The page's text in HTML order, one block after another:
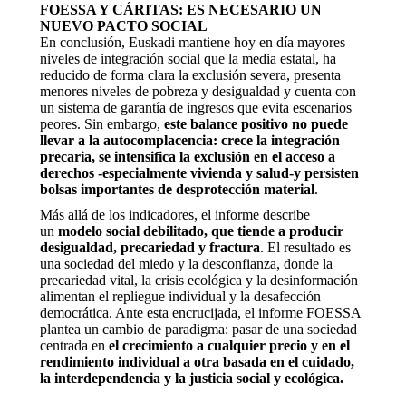
FOESSA Y CÁRITAS: ES NECESARIO UN
NUEVO PACTO SOCIAL
En conclusión, Euskadi mantiene hoy en día mayores
niveles de integración social que la media estatal, ha
reducido de forma clara la exclusión severa, presenta
menores niveles de pobreza y desigualdad y cuenta con
un sistema de garantía de ingresos que evita escenarios
peores. Sin embargo, este balance positivo no puede
llevar a la autocomplacencia: crece la integración
precaria, se intensifica la exclusión en el acceso a
derechos -especialmente vivienda y salud-y persisten
bolsas importantes de desprotección material.
Más allá de los indicadores, el informe describe
un modelo social debilitado, que tiende a producir
desigualdad, precariedad y fractura. El resultado es
una sociedad del miedo y la desconfianza, donde la
precariedad vital, la crisis ecológica y la desinformación
alimentan el repliegue individual y la desafección
democrática. Ante esta encrucijada, el informe FOESSA
plantea un cambio de paradigma: pasar de una sociedad
centrada en el crecimiento a cualquier precio y en el
rendimiento individual a otra basada en el cuidado,
la interdependencia y la justicia social y ecológica.